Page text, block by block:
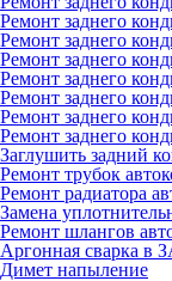
Ремонт заднего
Ремонт заднего
Ремонт заднего
Ремонт заднего
Ремонт заднего
Ремонт заднего
Ремонт заднего
Заглушить задний
Ремонт трубок
Ремонт радиатора
Замена
Ремонт шлангов
Аргонная сварка в
Димет напыление